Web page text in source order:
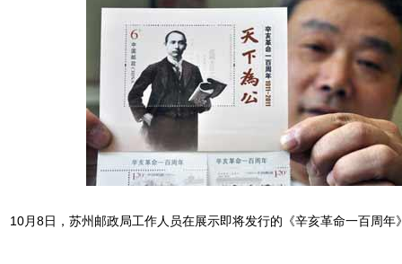
10月8日，苏州邮政局工作人员在展示即将发行的《辛亥革命一百周年